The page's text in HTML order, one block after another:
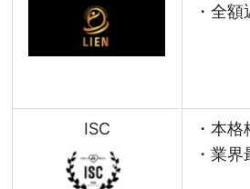
・全
ISC
・本
・業